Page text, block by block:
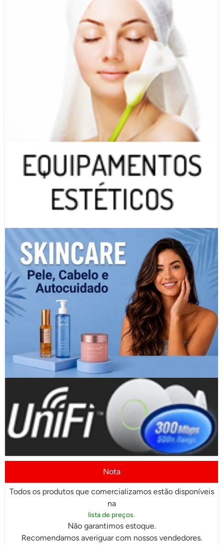
Nota
Todos os produtos que comercializamos estão disponíveis
na
lista de preços.
Não garantimos estoque.
Recomendamos averiguar com nossos vendedores.